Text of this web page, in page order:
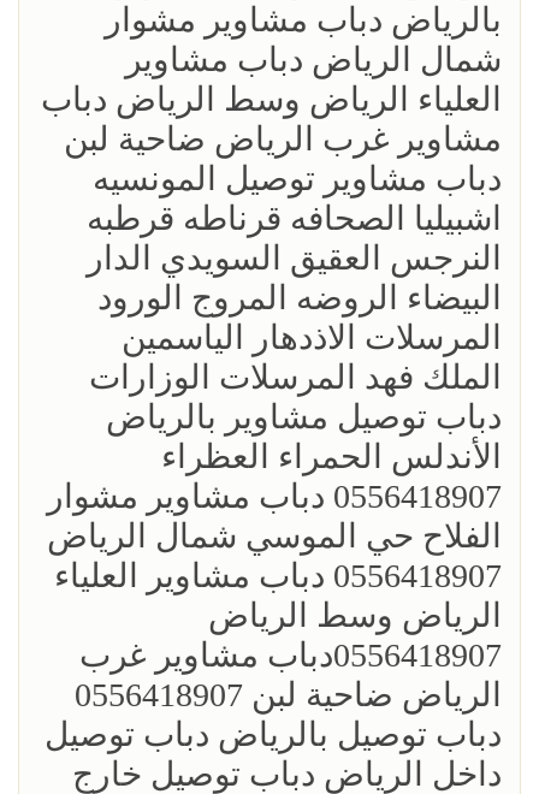
بالرياض دباب مشاوير مشوار
شمال الرياض دباب مشاوير
العلياء الرياض وسط الرياض دباب
مشاوير غرب الرياض ضاحية لبن
دباب مشاوير توصيل المونسيه
اشبيليا الصحافه قرناطه قرطبه
النرجس العقيق السويدي الدار
البيضاء الروضه المروج الورود
المرسلات الاذدهار الياسمين
الملك فهد المرسلات الوزارات
دباب توصيل مشاوير بالرياض
الأندلس الحمراء العظراء
0556418907 دباب مشاوير مشوار
الفلاح حي الموسي شمال الرياض
0556418907 دباب مشاوير العلياء
الرياض وسط الرياض
0556418907دباب مشاوير غرب
الرياض ضاحية لبن 0556418907
دباب توصيل بالرياض دباب توصيل
داخل الرياض دباب توصيل خارج